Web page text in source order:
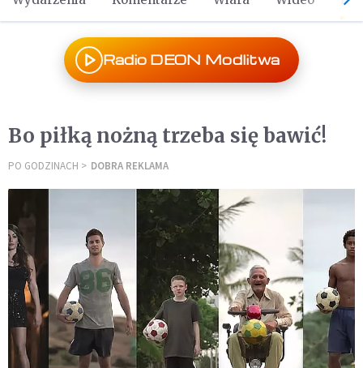
Radio DEON Modlitwa
Bo piłką nożną trzeba się bawić!
PO GODZINACH DOBRA REKLAMA